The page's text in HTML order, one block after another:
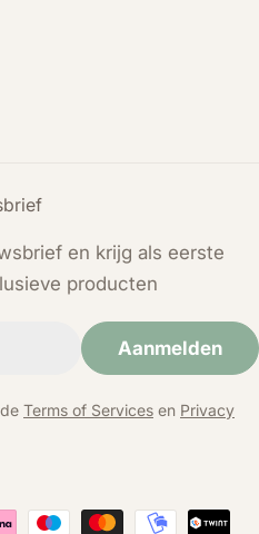
en krijg als eerste
producten
Aanmelden
Terms of Services en Privacy